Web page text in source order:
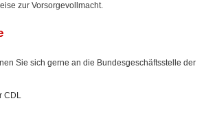
zur Vorsorgevollmacht.
Sie sich gerne an die Bundesgeschäftsstelle der
CDL